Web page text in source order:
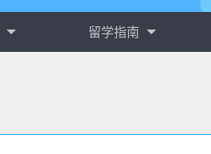
留学指南